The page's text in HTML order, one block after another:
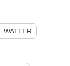
WATTER